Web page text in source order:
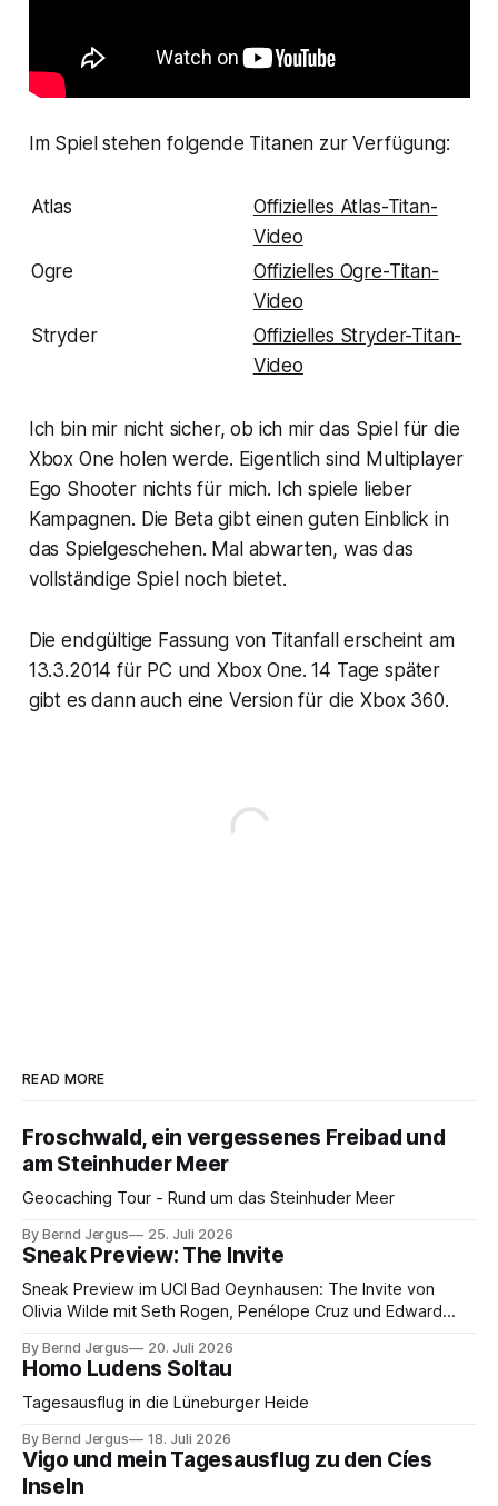
Im Spiel stehen folgende Titanen zur Verfügung:
Atlas
Offizielles Atlas-Titan-
Video
Ogre
Offizielles Ogre-Titan-
Video
Stryder
Offizielles Stryder-Titan-
Video
Ich bin mir nicht sicher, ob ich mir das Spiel für die
Xbox One holen werde. Eigentlich sind Multiplayer
Ego Shooter nichts für mich. Ich spiele lieber
Kampagnen. Die Beta gibt einen guten Einblick in
das Spielgeschehen. Mal abwarten, was das
vollständige Spiel noch bietet.
Die endgültige Fassung von Titanfall erscheint am
13.3.2014 für PC und Xbox One. 14 Tage später
gibt es dann auch eine Version für die Xbox 360.
READ MORE
Froschwald, ein vergessenes Freibad und
am Steinhuder Meer
Geocaching Tour - Rund um das Steinhuder Meer
By Bernd Jergus 25. Juli 2026
Sneak Preview: The Invite
Sneak Preview im UCI Bad Oeynhausen: The Invite von
Olivia Wilde mit Seth Rogen, Penélope Cruz und Edward
By Bernd Jergus 20. Juli 2026
Homo Ludens Soltau
Tagesausflug in die Lüneburger Heide
By Bernd Jergus 18. Juli 2026
Vigo und mein Tagesausflug zu den Cíes
Inseln